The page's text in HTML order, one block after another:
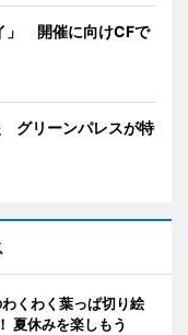
」 開催に向けCFで
グリーンパレスが特
くわく葉っぱ切り絵
夏休みを楽しもう